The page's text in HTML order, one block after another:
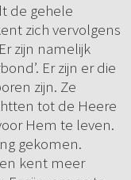
de gehele
zich vervolgens
zijn namelijk
Er zijn er die
zijn. Ze
tot de Heere
Hem te leven.
gekomen.
kent meer